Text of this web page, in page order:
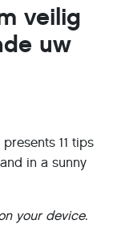
veilig
uw
11 tips
in a sunny
your device.